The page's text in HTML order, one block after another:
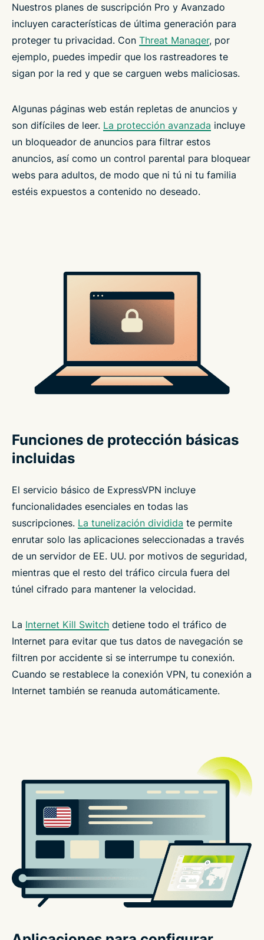
Nuestros planes de suscripción Pro y Avanzado
incluyen características de última generación para
proteger tu privacidad. Con Threat Manager, por
ejemplo, puedes impedir que los rastreadores te
sigan por la red y que se carguen webs maliciosas.
Algunas páginas web están repletas de anuncios y
son difíciles de leer. La protección avanzada incluye
un bloqueador de anuncios para filtrar estos
anuncios, así como un control parental para bloquear
webs para adultos, de modo que ni tú ni tu familia
estéis expuestos a contenido no deseado.
Funciones de protección básicas
incluidas
El servicio básico de ExpressVPN incluye
funcionalidades esenciales en todas las
suscripciones. La tunelización dividida te permite
enrutar solo las aplicaciones seleccionadas a través
de un servidor de EE. UU. por motivos de seguridad,
mientras que el resto del tráfico circula fuera del
túnel cifrado para mantener la velocidad.
La Internet Kill Switch detiene todo el tráfico de
Internet para evitar que tus datos de navegación se
filtren por accidente si se interrumpe tu conexión.
Cuando se restablece la conexión VPN, tu conexión a
Internet también se reanuda automáticamente.